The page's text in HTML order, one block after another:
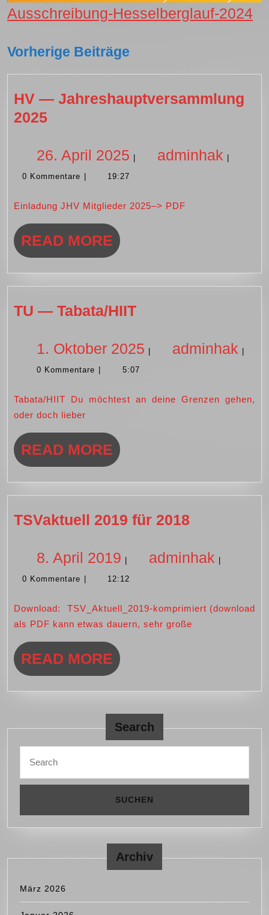
Ausschreibung-Hesselberglauf-2024
Vorherige Beiträge
HV — Jahreshauptversammlung
2025
Jahreshauptversammlung
2025
26. April 2025 26.
2025
| adminhak |
0 Kommentare | 19:27
Einladung JHV Mitglieder 2025–> PDF
READ MORE READ
TU — Tabata/HIITTU
Tabata/HIIT
1. Oktober 2025 1.
2025
adminhak
0 Kommentare 5:07
Tabata/HIIT Du möchtest an deine Grenzen gehen,
oder doch lieber
READ MORE READ
TSVaktuell 2019 für 2018
für
8. April 2019 8.
April
2019
adminhak
0 Kommentare 12:12
Download: TSV_Aktuell_2019-komprimiert (download
als PDF kann etwas dauern, sehr große
READ MORE READ
Search
for:
Archiv
März 2026